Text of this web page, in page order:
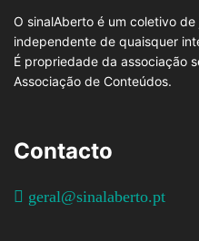
O sinalAberto é um coletivo
independente de quaisquer
É propriedade da associação
Associação de Conteúdos.
Contacto
geral@sinalaberto.pt